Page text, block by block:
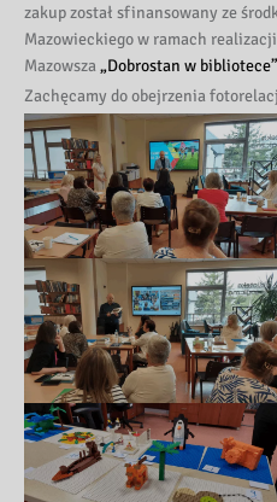
zakup został sfinansowany ze
Mazowieckiego w ramach
Mazowsza„Dobrostan w bibliotece”
Zachęcamy do obejrzenia